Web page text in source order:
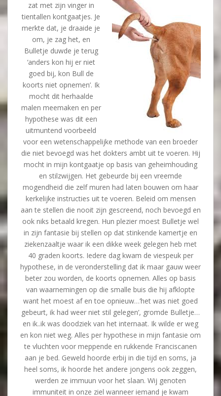
zat met zijn vinger in
tientallen kontgaatjes. Je
merkte dat, je draaide je
om, je zag het, en
Bulletje duwde je terug
‘anders kon hij er niet
goed bij, kon Bull de
koorts niet opnemen’. Ik
mocht dit herhaalde
malen meemaken en per
hypothese was dit een
uitmuntend voorbeeld
voor een wetenschappelijke methode van een broeder
die niet bevoegd was het dokters ambt uit te voeren. Hij
mocht in mijn kontgaatje op basis van geheimhouding
en stilzwijgen. Het gebeurde bij een vreemde
mogendheid die zelf muren had laten bouwen om haar
kerkelijke instructies uit te voeren. Beleid om mensen
aan te stellen die nooit zijn gescreend, noch bevoegd en
ook niks betaald kregen. Hun plezier moest Bulletje wel
in zijn fantasie bij stellen op dat stinkende kamertje en
ziekenzaaltje waar ik een dikke week gelegen heb met
40 graden koorts. Iedere dag kwam de viespeuk per
hypothese, in de veronderstelling dat ik maar gauw weer
beter zou worden, de koorts opnemen. Alles op basis
van waarnemingen op die smalle buis die hij afklopte
want het moest af en toe opnieuw…’het was niet goed
gebeurt, ik had weer niet stil gelegen’, gromde Bulletje…
en ik..ik was doodziek van het internaat. Ik wilde er weg
en kon niet weg. Alles per hypothese in mijn fantasie om
te vluchten voor meppende en rukkende Franciscanen
aan je bed. Geweld hoorde erbij in die tijd en soms, ja
heel soms, ik hoorde het andere jongens ook zeggen,
werden ze immuun voor het slaan. Wij genoten
immuniteit in onze ziel wanneer iemand je kwam